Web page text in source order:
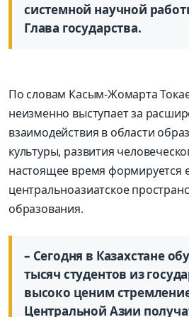
системной научной
Глава государства.
По словам Касым-Жомарта
неизменно выступает за
взаимодействия в области
культуры, развития
настоящее время формируется
центральноазиатское
образования.
– Сегодня в Казахстане
тысяч студентов из
высоко ценим
Центральной Азии